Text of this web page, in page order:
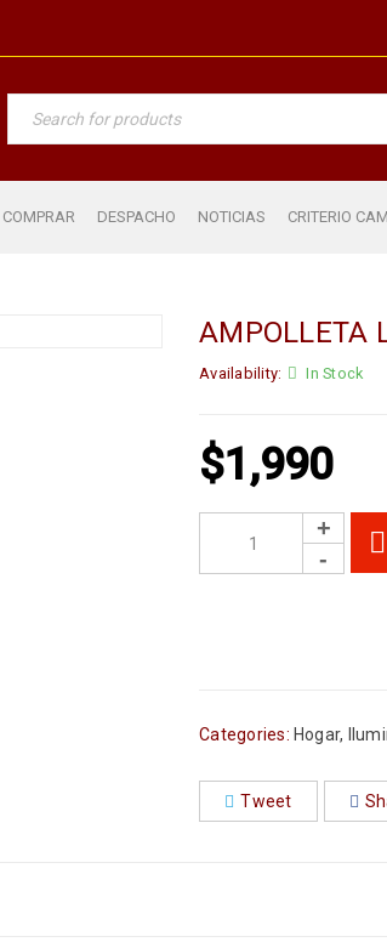
DESPACHO NOTICIAS CRITERIO
AMPOLLETA
Availability: In Stock
$1,990
Categories: Hogar,
Tweet